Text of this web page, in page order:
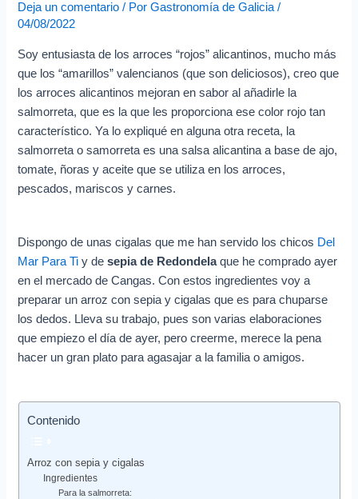
Deja un comentario / PorGastronomía de Galicia/
04/08/2022
Soy entusiasta de los arroces “rojos” alicantinos, mucho más
que los “amarillos” valencianos (que son deliciosos), creo que
los arroces alicantinos mejoran en sabor al añadirle la
salmorreta, que es la que les proporciona ese color rojo tan
característico. Ya lo expliqué en alguna otra receta, la
salmorreta o samorreta es una salsa alicantina a base de ajo,
tomate, ñoras y aceite que se utiliza en los arroces,
pescados, mariscos y carnes.
Dispongo de unas cigalas que me han servido los chicos Del
Mar Para Ti y desepia de Redondelaque he comprado ayer
en el mercado de Cangas. Con estos ingredientes voy a
preparar un arroz con sepia y cigalas que es para chuparse
los dedos. Lleva su trabajo, pues son varias elaboraciones
que empiezo el día de ayer, pero creerme, merece la pena
hacer un gran plato para agasajar a la familia o amigos.
Contenido
Arroz con sepia y cigalas
Ingredientes
Para la salmorreta:
o
l
e
c
t
ó
c
o